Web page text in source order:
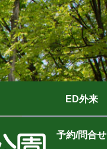
ED外来
予約/問合せ